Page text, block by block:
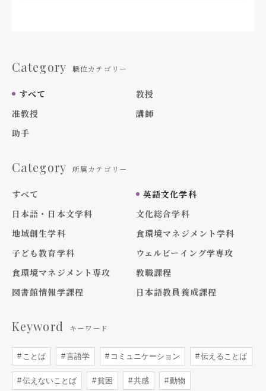
Category 職位カテゴリー
すべて
教授
准教授
講師
助手
Category 所属カテゴリー
すべて
英語文化学科
日本語・日本文学科
文化総合学科
地域創生学科
食環境マネジメント学科
子ども教育学科
ウェルビーイング学専攻
食環境マネジメント専攻
教職課程
図書館情報学課程
日本語教員養成課程
Keyword キーワード
ことば 言語学 コミュニケーション 伝えることば
伝えないことば 貧困 共感 動物